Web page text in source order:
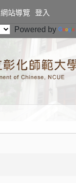
網站導覽
登入
Powered by